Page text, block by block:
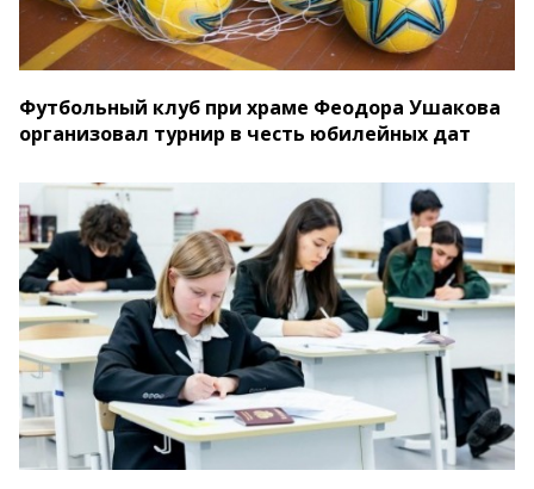
Футбольный клуб при храме Феодора Ушакова
организовал турнир в честь юбилейных дат